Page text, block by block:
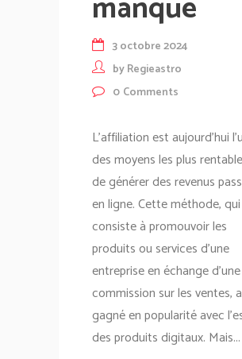
3 octobre 2024
byRegieastro
0 Comments
L'affiliation est aujourd'hui
des moyens les plus
de générer des revenus
en ligne. Cette méthode, qui
consiste à promouvoir les
produits ou services d'une
entreprise en échange d'une
commission sur les ventes, a
gagné en popularité avec
des produits digitaux. Mais...